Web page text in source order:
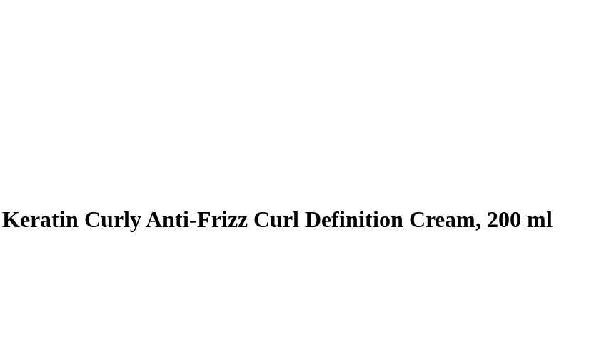
Keratin Curly Anti-Frizz Curl Definition Cream, 200 ml